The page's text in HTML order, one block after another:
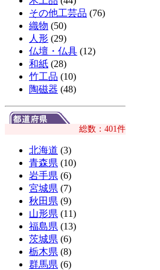
その他工芸品 (76)
織物 (50)
人形 (29)
仏壇・仏具 (12)
和紙 (28)
竹工品 (10)
陶磁器 (48)
総数：401件
北海道 (3)
青森県 (10)
岩手県 (6)
宮城県 (7)
秋田県 (9)
山形県 (11)
福島県 (13)
茨城県 (6)
栃木県 (8)
群馬県 (6)